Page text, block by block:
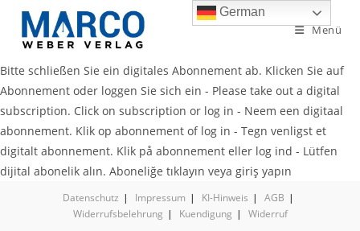
Menü
Bitte schließen Sie ein digitales Abonnement ab. Klicken Sie auf
Abonnement oder loggen Sie sich ein - Please take out a digital
subscription. Click on subscription or log in - Neem een digitaal
abonnement. Klik op abonnement of log in - Tegn venligst et
digitalt abonnement. Klik på abonnement eller log ind - Lütfen
dijital abonelik alın. Aboneliğe tıklayın veya giriş yapın
Datenschutz Impressum KI-Hinweis
AGB
Widerrufsbelehrung
Kuendigung Widerruf
German